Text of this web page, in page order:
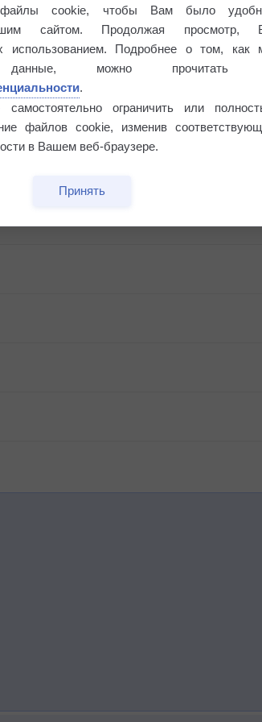
cookie, чтобы Вам было
сайтом. Продолжая просмотр,
использованием. Подробнее о том, как
данные, можно прочитать
.
ограничить или
файлов cookie, изменив
в Вашем веб-браузере.
Принять